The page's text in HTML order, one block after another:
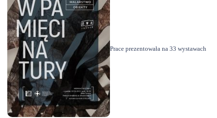
Prace prezentowała na 33 wystawach